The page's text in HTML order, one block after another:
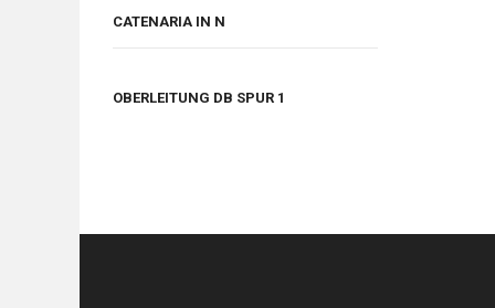
CATENARIA IN N
OBERLEITUNG DB SPUR 1